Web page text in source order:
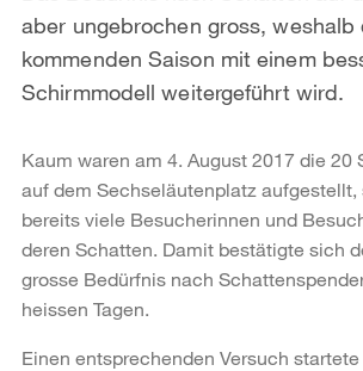
aber ungebrochen gross, weshalb
kommenden Saison mit einem
Schirmmodell weitergeführt wird.
Kaum waren am 4. August 2017 die 20
auf dem Sechseläutenplatz aufgestellt,
bereits viele Besucherinnen und
deren Schatten. Damit bestätigte sich
grosse Bedürfnis nach
heissen Tagen.
Einen entsprechenden Versuch